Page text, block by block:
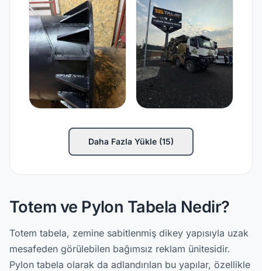
Daha Fazla Yükle (15)
Totem ve Pylon Tabela Nedir?
Totem tabela, zemine sabitlenmiş dikey yapısıyla uzak
mesafeden görülebilen bağımsız reklam ünitesidir.
Pylon tabela olarak da adlandırılan bu yapılar, özellikle